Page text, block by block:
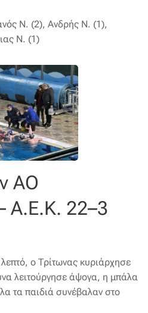
Ν. (2), Ανδρής Ν. (1),
Ν. (1)
ΑΟ
Α.Ε.Κ. 22–3
ο Τρίτωνας κυριάρχησε
λειτούργησε άψογα, η μπάλα
τα παιδιά συνέβαλαν στο